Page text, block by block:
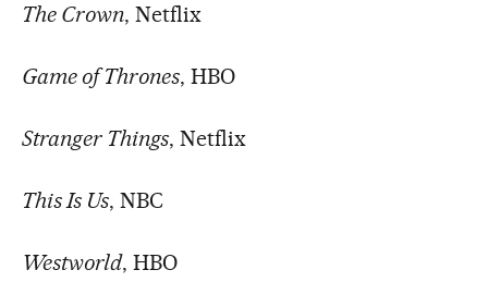
The Crown, Netflix
Game of Thrones, HBO
Stranger Things, Netflix
This Is Us, NBC
Westworld, HBO